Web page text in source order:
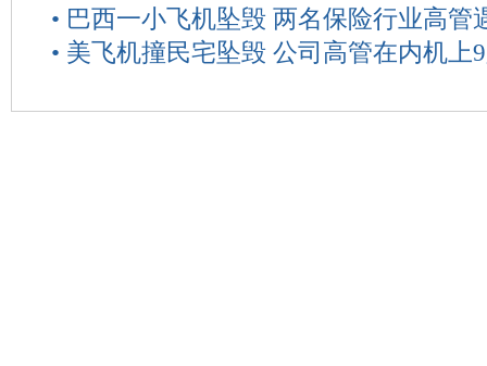
• 巴西一小飞机坠毁 两名保险行业高管
• 美飞机撞民宅坠毁 公司高管在内机上